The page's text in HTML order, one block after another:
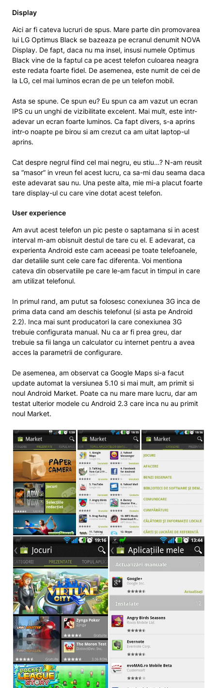
Display
Aici ar fi cateva lucruri de spus. Mare parte din promovarea
lui LG Optimus Black se bazeaza pe ecranul denumit NOVA
Display. De fapt, daca nu ma insel, insusi numele Optimus
Black vine de la faptul ca pe acest telefon culoarea neagra
este redata foarte fidel. De asemenea, este numit de cei de
la LG, cel mai luminos ecran de pe un telefon mobil.
Asta se spune. Ce spun eu? Eu spun ca am vazut un ecran
IPS cu un unghi de vizibilitate excelent. Mai mult, este intr-
adevar un ecran foarte luminos. Ca fapt divers, s-a aprins
intr-o noapte pe birou si am crezut ca am uitat laptop-ul
aprins.
Cat despre negrul fiind cel mai negru, eu stiu…? N-am reusit
sa “masor” in vreun fel acest lucru, ca sa-mi dau seama daca
este adevarat sau nu. Una peste alta, mie mi-a placut foarte
tare display-ul cu care vine dotat acest telefon.
User experience
Am avut acest telefon un pic peste o saptamana si in acest
interval m-am obisnuit destul de tare cu el. E adevarat, ca
experienta Android este cam aceeasi pe toate telefoanele,
dar detaliile sunt cele care fac diferenta. Voi mentiona
cateva din observatiile pe care le-am facut in timpul in care
am utilizat telefonul.
In primul rand, am putut sa folosesc conexiunea 3G inca de
prima data cand am deschis telefonul (si asta pe Android
2.2). Inca mai sunt producatori la care conexiunea 3G
trebuie configurata manual. Nu ca ar fi prea greu, dar
trebuie sa fii langa un calculator cu internet pentru a avea
acces la parametrii de configurare.
De asemenea, am observat ca Google Maps si-a facut
update automat la versiunea 5.10 si mai mult, am primit si
noul Android Market. Poate ca nu mare mare lucru, dar am
testat ulterior modele cu Android 2.3 care inca nu au primit
noul Market.